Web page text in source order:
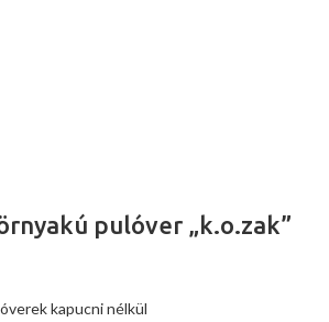
pulóver „k.o.zak”
kapucni nélkül